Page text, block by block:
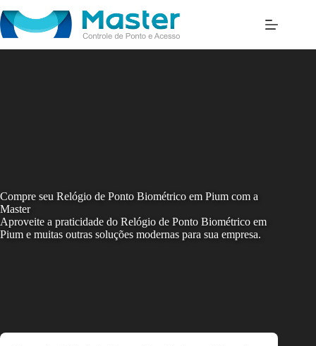
to
content
Compre seu Relógio de Ponto Biométrico em Pium com a
Master
Aproveite a praticidade do Relógio de Ponto Biométrico em
Pium e muitas outras soluções modernas para sua empresa.